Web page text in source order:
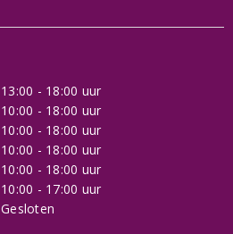
13:00 - 18:00 uur
10:00 - 18:00 uur
10:00 - 18:00 uur
10:00 - 18:00 uur
10:00 - 18:00 uur
10:00 - 17:00 uur
Gesloten